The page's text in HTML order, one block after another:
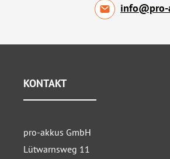
info@pro-
KONTAKT
pro-akkus GmbH
Lütwarnsweg 11